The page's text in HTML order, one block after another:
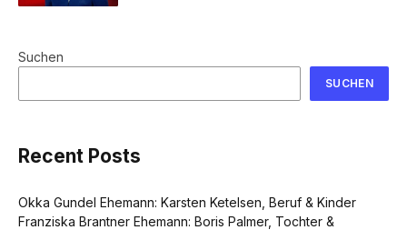
Suchen
SUCHEN
Recent Posts
Okka Gundel Ehemann: Karsten Ketelsen, Beruf & Kinder
Franziska Brantner Ehemann: Boris Palmer, Tochter &